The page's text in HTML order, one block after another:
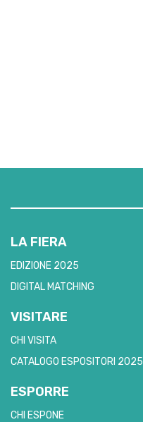
LA FIERA
EDIZIONE 2025
DIGITAL MATCHING
VISITARE
CHI VISITA
CATALOGO ESPOSITORI 2025
ESPORRE
CHI ESPONE